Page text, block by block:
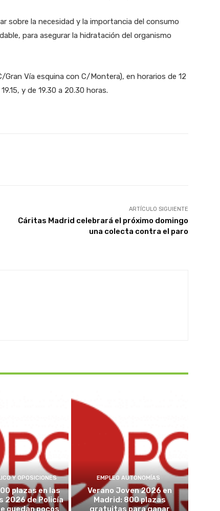
sobre la necesidad y la importancia del consumo
para asegurar la hidratación del organismo
Vía esquina con C/Montera), en horarios de 12
y de 19.30 a 20.30 horas.
ARTÍCULO SIGUIENTE
Cáritas Madrid celebrará el próximo domingo
una colecta contra el paro
Y OPOSICIONES
plazas en las
2026 de Policía
EMPLEO AUTONOMÍAS
Verano Joven 2026 en
Madrid: 800 plazas